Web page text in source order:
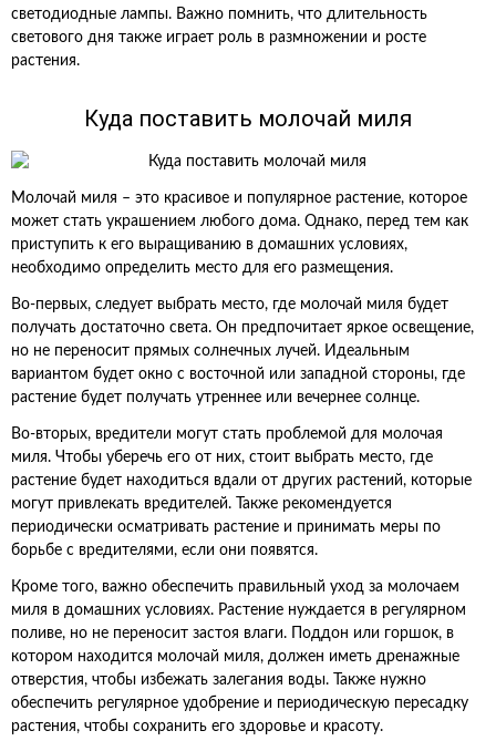
светодиодные лампы. Важно помнить, что длительность
светового дня также играет роль в размножении и росте
растения.
Куда поставить молочай миля
Молочай миля – это красивое и популярное растение, которое
может стать украшением любого дома. Однако, перед тем как
приступить к его выращиванию в домашних условиях,
необходимо определить место для его размещения.
Во-первых, следует выбрать место, где молочай миля будет
получать достаточно света. Он предпочитает яркое освещение,
но не переносит прямых солнечных лучей. Идеальным
вариантом будет окно с восточной или западной стороны, где
растение будет получать утреннее или вечернее солнце.
Во-вторых, вредители могут стать проблемой для молочая
миля. Чтобы уберечь его от них, стоит выбрать место, где
растение будет находиться вдали от других растений, которые
могут привлекать вредителей. Также рекомендуется
периодически осматривать растение и принимать меры по
борьбе с вредителями, если они появятся.
Кроме того, важно обеспечить правильный уход за молочаем
миля в домашних условиях. Растение нуждается в регулярном
поливе, но не переносит застоя влаги. Поддон или горшок, в
котором находится молочай миля, должен иметь дренажные
отверстия, чтобы избежать залегания воды. Также нужно
обеспечить регулярное удобрение и периодическую пересадку
растения, чтобы сохранить его здоровье и красоту.